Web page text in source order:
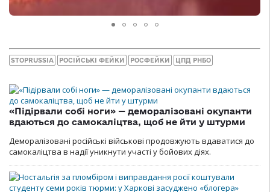
STOPRUSSIA РОСІЙСЬКІ ФЕЙКИ РОСФЕЙКИ ЦПД РНБО
«Підірвали собі ноги» — деморалізовані окупанти
вдаються до самокаліцтва, щоб не йти у штурми
Деморалізовані російські військові продовжують вдаватися до
самокаліцтва в надії уникнути участі у бойових діях.